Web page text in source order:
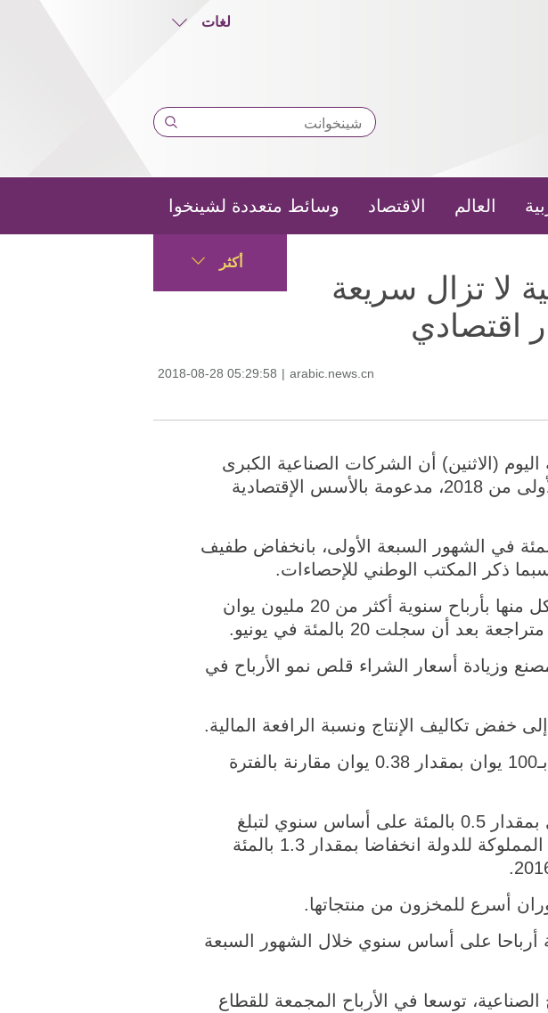
لغات
العالم الاقتصاد وسائط متعددة لشينخوا
أكثر
لا تزال سريعة
اقتصادي
2018-08-28 05:29:58 | arabic.news.cn
اليوم (الاثنين) أن الشركات الصناعية الكبرى
الصينية واصلت النمو السريع في الأرباح في الشهور السبعة الأولى من 2018، مدعومة بالأسس الإقتصادية
أرباح الشركات الصناعية الصينية الكبرى بمقدار 17.1 بالمئة في الشهور السبعة الأولى، بانخفاض طفيف
وفي يوليو وحده، ارتفعت الأرباح المجمعة للشركات الصناعية كل منها بأرباح سنوية أكثر من 20 مليون يوان
وزيادة أسعار الشراء قلص نمو الأرباح في
خفض تكاليف الإنتاج ونسبة الرافعة المالية.
وفي الشهور السبعة الأولى، انخفضت التكاليف لكل عائد يقدر بـ100 يوان بمقدار 0.38 يوان مقارنة بالفترة
وانخفضت نسبة الديون إلى الأصول للشركات الصناعية الكبرى بمقدار 0.5 بالمئة على أساس سنوي لتبلغ
56.6 بالمئة بحلول نهاية يوليو. ومن بين ذلك، شهدت الشركات المملوكة للدولة انخفاضا بمقدار 1.3 بالمئة
أسرع للمخزون من منتجاتها.
شركة خضعت للمسح الإحصائي، سجلت 32 شركة أرباحا على أساس سنوي خلال الشهور السبعة
من إجمالي الأرباح الصناعية، توسعا في الأرباح المجمعة للقطاع